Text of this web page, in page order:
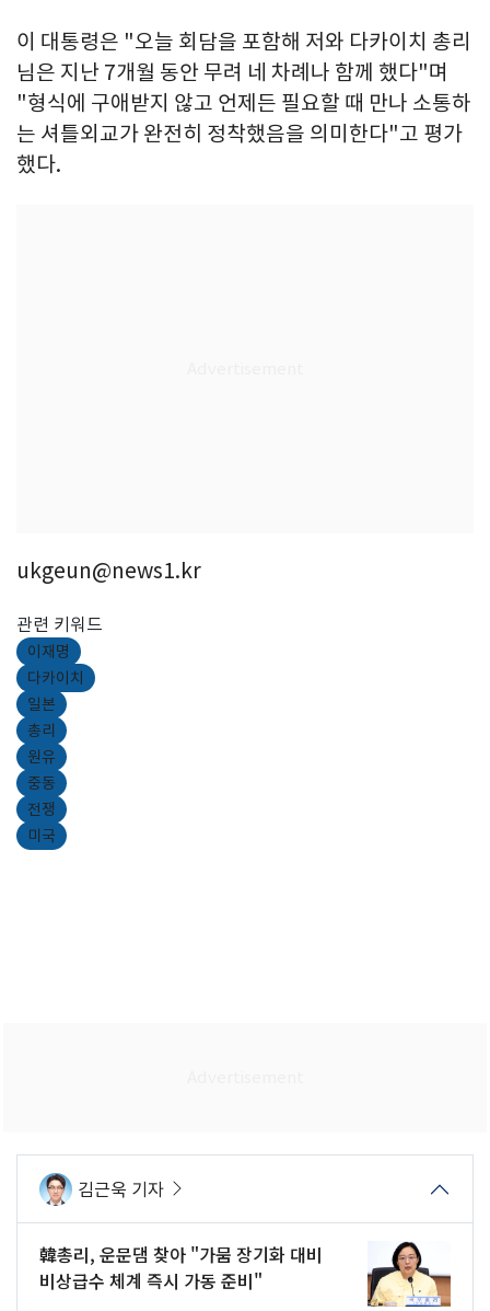
이 대통령은 "오늘 회담을 포함해 저와 다카이치 총리
님은 지난 7개월 동안 무려 네 차례나 함께 했다"며
"형식에 구애받지 않고 언제든 필요할 때 만나 소통하
는 셔틀외교가 완전히 정착했음을 의미한다"고 평가
했다.
ukgeun@news1.kr
관련 키워드
이재명
다카이치
일본
총리
원유
중동
전쟁
미국
김근욱 기자
韓총리, 운문댐 찾아 "가뭄 장기화 대비
비상급수 체계 즉시 가동 준비"